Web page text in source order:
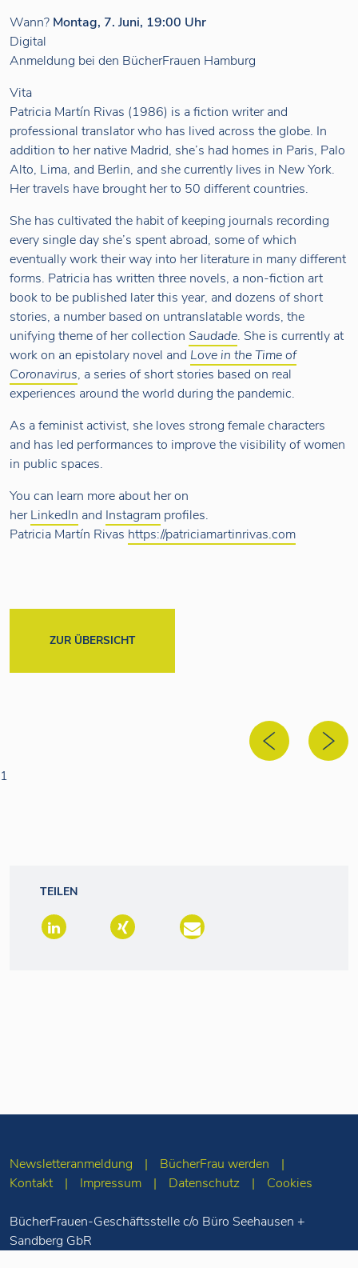
Wann? Montag, 7. Juni, 19:00 Uhr
Digital
Anmeldung bei den BücherFrauen Hamburg
Vita
Patricia Martín Rivas (1986) is a fiction writer and
professional translator who has lived across the globe. In
addition to her native Madrid, she’s had homes in Paris, Palo
Alto, Lima, and Berlin, and she currently lives in New York.
Her travels have brought her to 50 different countries.
She has cultivated the habit of keeping journals recording
every single day she’s spent abroad, some of which
eventually work their way into her literature in many different
forms. Patricia has written three novels, a non-fiction art
book to be published later this year, and dozens of short
stories, a number based on untranslatable words, the
unifying theme of her collection Saudade. She is currently at
work on an epistolary novel and Love in the Time of
Coronavirus, a series of short stories based on real
experiences around the world during the pandemic.
As a feminist activist, she loves strong female characters
and has led performances to improve the visibility of women
in public spaces.
You can learn more about her on
herLinkedIn and Instagram profiles.
Patricia Martín Rivas https://patriciamartinrivas.com
ZUR ÜBERSICHT
1
TEILEN
Newsletteranmeldung
BücherFrau werden
Kontakt
Impressum Datenschutz Cookies
BücherFrauen-Geschäftsstelle c/o Büro Seehausen +
Sandberg GbR